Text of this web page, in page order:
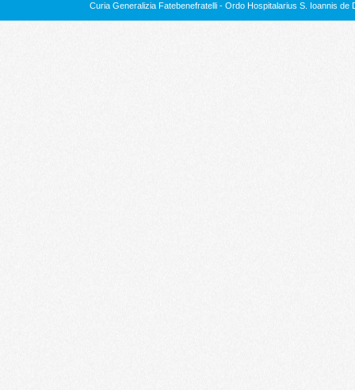
Curia Generalizia Fatebenefratelli - Ordo Hospitalarius S. Ioannis